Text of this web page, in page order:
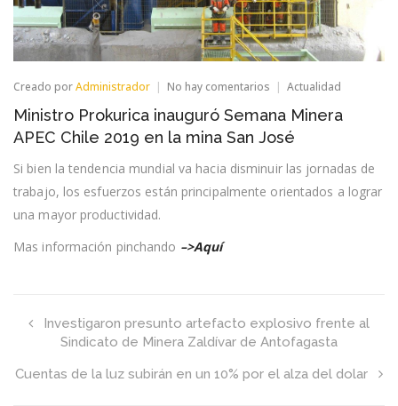
Creado porAdministrador No hay comentarios en
Prokurica
inauguró
Semana
Minera
APEC
Chile
Actualidad
Ministro Prokurica inauguró Semana Minera
APEC Chile 2019 en la mina San José
Si bien la tendencia mundial va hacia disminuir las jornadas de
trabajo, los esfuerzos están principalmente orientados a lograr
una mayor productividad.
Mas información pinchando –>Aquí
Investigaron presunto artefacto explosivo frente al
Sindicato de Minera Zaldívar de Antofagasta
Cuentas de la luz subirán en un 10% por el alza del dolar